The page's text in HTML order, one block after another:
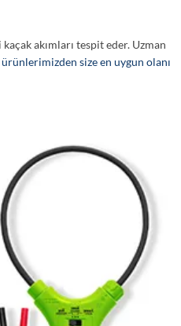
akımları tespit eder. Uzman
ürünlerimizden size en uygun olanı